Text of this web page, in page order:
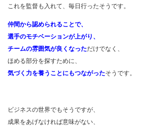
これを監督も入れて、毎日行ったそうです。
仲間から認められることで、
選手のモチベーションが上がり、
チームの雰囲気が良くなっただけでなく、
ほめる部分を探すために、
気づく力を養うことにもつながったそうです。
ビジネスの世界でもそうですが、
成果をあげなければ意味がない、